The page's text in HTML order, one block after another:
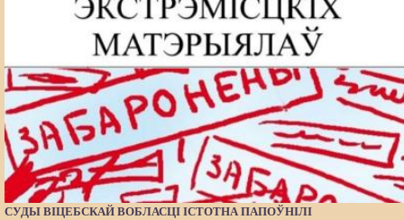
СУДЫ ВІЦЕБСКАЙ ВОБЛАСЦІ ІСТОТНА ПАПОЎНІЛІ